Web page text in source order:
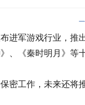
进军游戏行业，推
、《秦时明月》等
密工作，未来还将